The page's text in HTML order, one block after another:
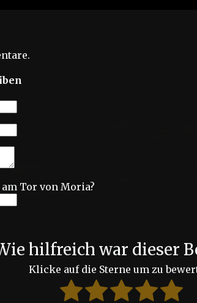
Tor von Moria?
hilfreich war dieser
Klicke auf die Sterne um zu